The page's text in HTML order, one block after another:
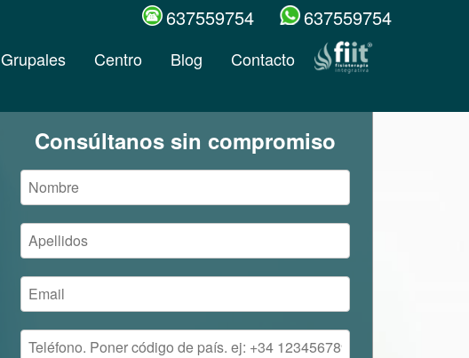
637559754 637559754
Grupales Centro Blog Contacto
Consúltanos sin compromiso